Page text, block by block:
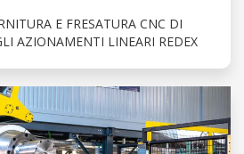
E FRESATURA CNC DI
AZIONAMENTI LINEARI REDEX